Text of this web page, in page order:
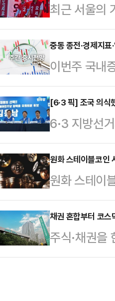
최근 서울의
세장이라는
오 더불어민
문이다. 판세
맞췄다.오 후
장 후보 TV
TV 토론회를
에서 두각을
중동 종전·경제지
이번주 국내
등에 영향을
제시했다.
사이에서 움
이후, 27일
향으로 장중
가능성이 대
[6·3 픽] 조국 의식
6·3 지방선
든 가운데,
정작 김용남
서 일각에서
본선거를 나
본부장단회
득구·황명선
들이 대거
원화 스테이블코인
원화 스테이
상자산 업계
면 미국과 유
게 추진하는
개될 것으로
채권 혼합부터 코
주식·채권을
상장지수펀